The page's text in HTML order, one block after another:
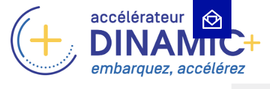
Cookies management panel